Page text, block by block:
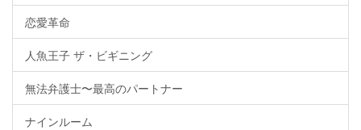
恋愛革命
人魚王子 ザ・ビギニング
無法弁護士〜最高のパートナー
ナインルーム